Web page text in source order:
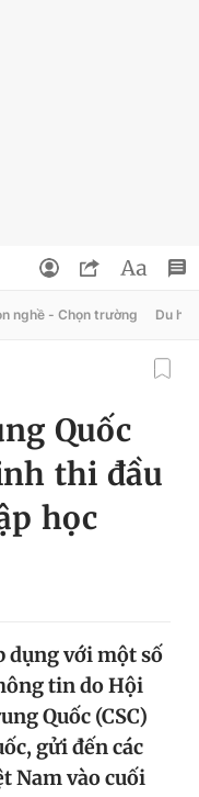
nghề - Chọn trường Du học
Quốc
thi đầu
học
dụng với một số
tin do Hội
Quốc (CSC)
gửi đến các
Nam vào cuối